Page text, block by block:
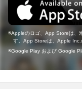
Appleのロゴ、App Storeは、
す。App Storeは、Apple Inc.
Google Play および Google